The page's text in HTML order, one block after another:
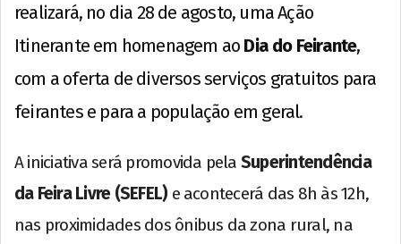
realizará, no dia 28 de agosto, uma Ação
Itinerante em homenagem ao Dia do Feirante,
com a oferta de diversos serviços gratuitos para
feirantes e para a população em geral.
A iniciativa será promovida pela Superintendência
da Feira Livre (SEFEL) e acontecerá das 8h às 12h,
nas proximidades dos ônibus da zona rural, na